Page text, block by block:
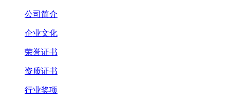
公司简介
企业文化
荣誉证书
资质证书
行业奖项